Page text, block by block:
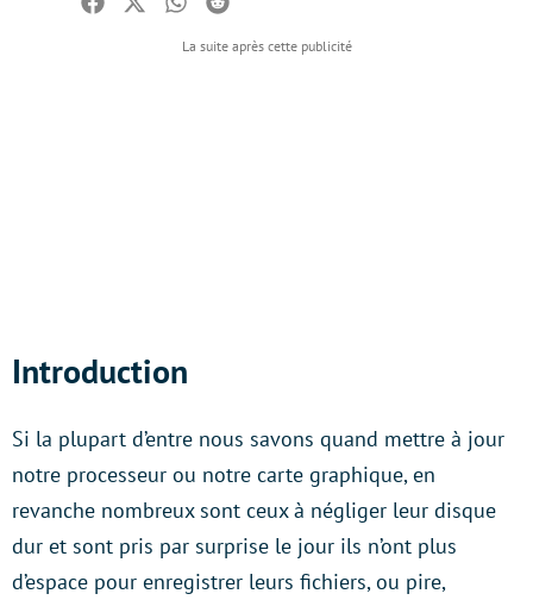
Facebook
TwitterWhatsapp
Reddit
Introduction
Si la plupart d’entre nous savons quand mettre à jour
notre processeur ou notre carte graphique, en
revanche nombreux sont ceux à négliger leur disque
dur et sont pris par surprise le jour ils n’ont plus
d’espace pour enregistrer leurs fichiers, ou pire,